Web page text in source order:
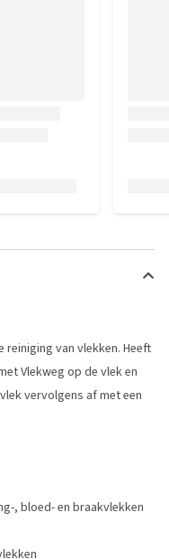
van vlekken. Heeft
Vlekweg op de vlek en
vervolgens af met een
, bloed- en braakvlekken